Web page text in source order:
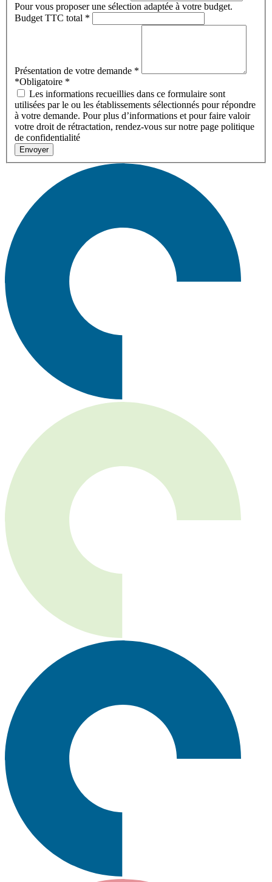
Pour vous proposer une sélection adaptée à votre budget.
Budget TTC total *
Présentation de votre demande *
*Obligatoire *
Les informations recueillies dans ce formulaire sont
utilisées par le ou les établissements sélectionnés pour répondre
à votre demande. Pour plus d’informations et pour faire valoir
votre droit de rétractation, rendez-vous sur notre page politique
de confidentialité
Envoyer